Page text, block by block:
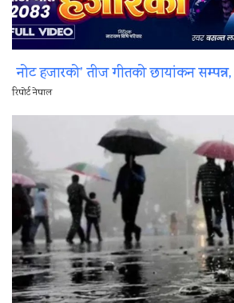
नोट हजारको’ तीज गीतको छायांकन
रिपोर्ट नेपाल